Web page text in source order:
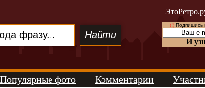
(!)Подпишись
И
Популярные фото Комментарии